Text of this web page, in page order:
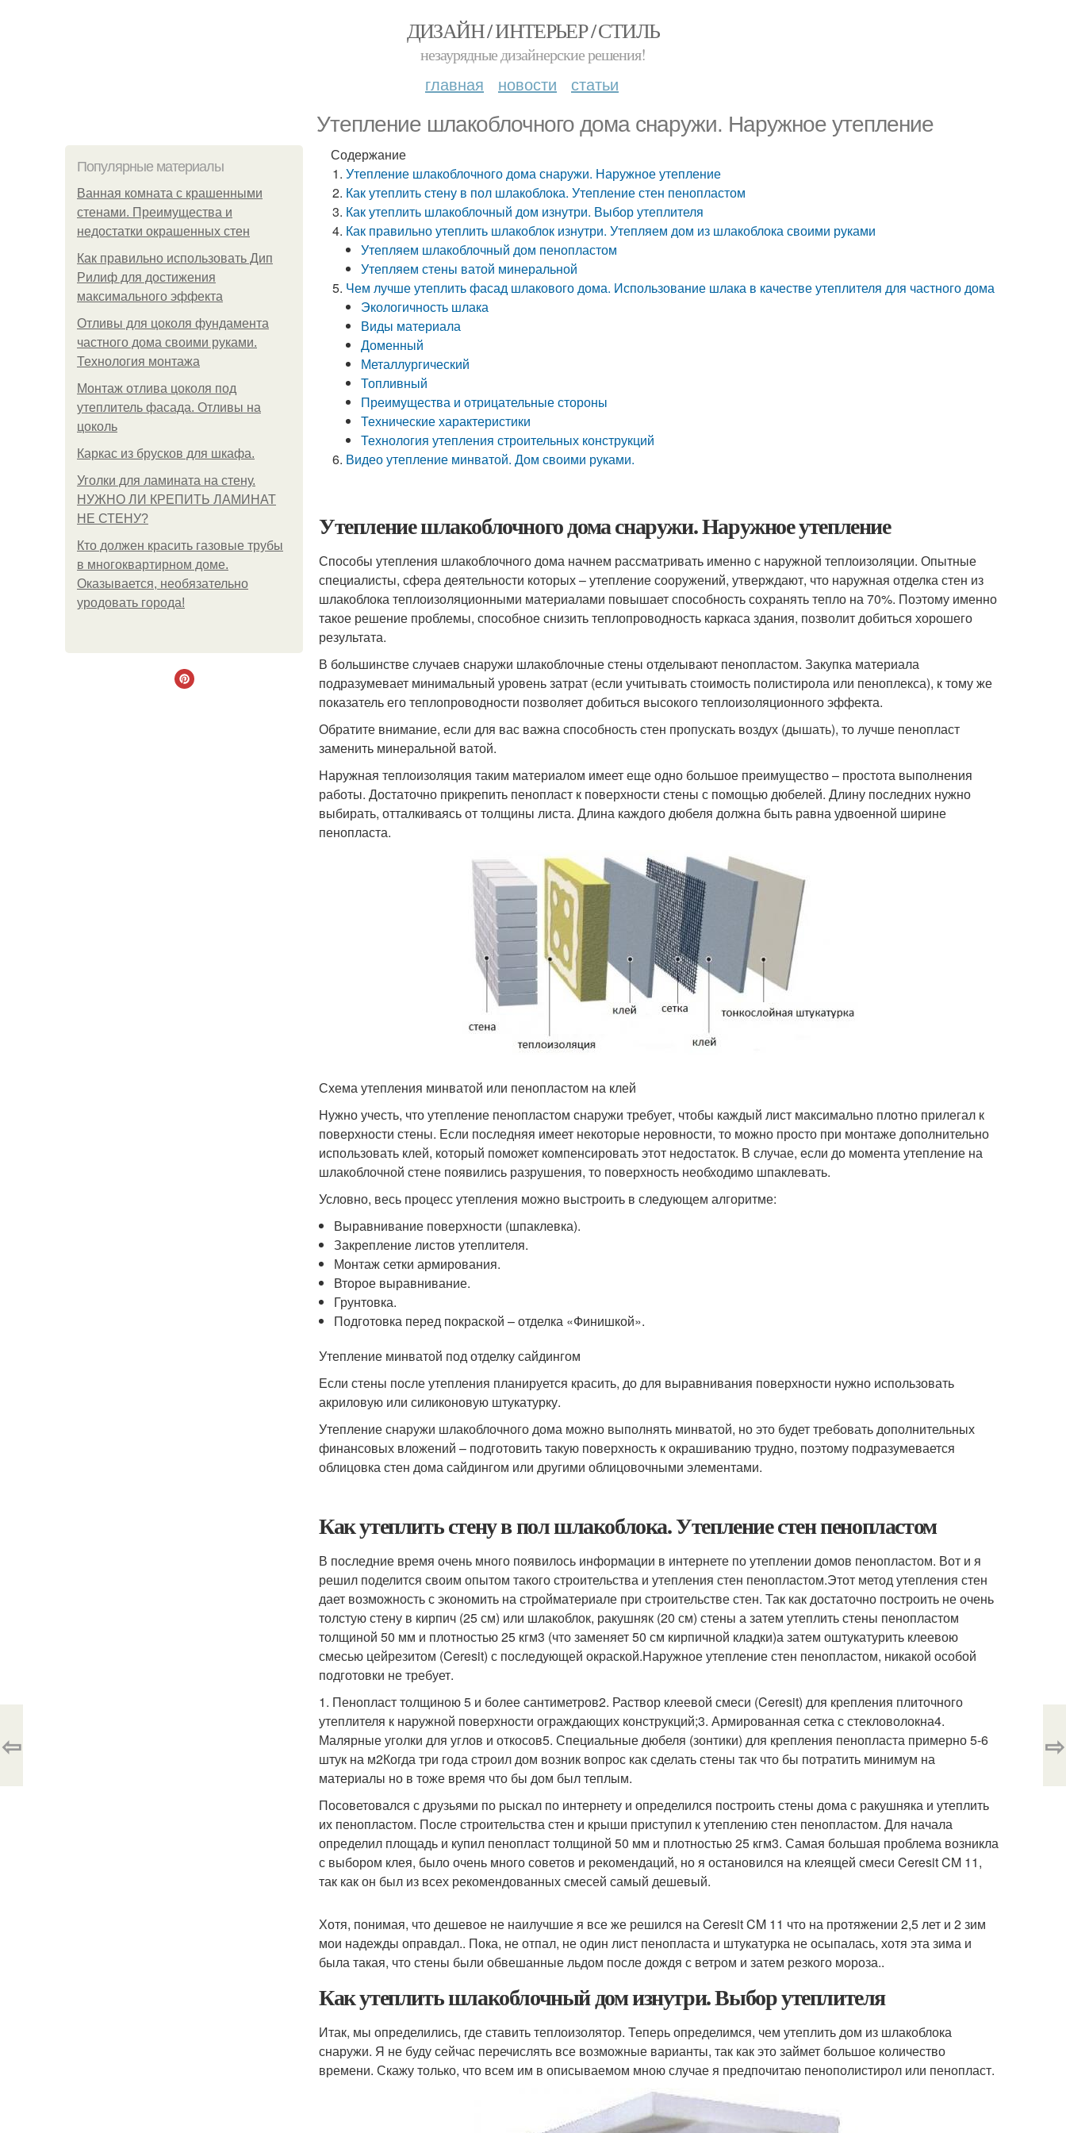
ДИЗАЙН / ИНТЕРЬЕР / СТИЛЬ
незаурядные дизайнерские решения!
главная новости статьи
Утепление шлакоблочного дома снаружи. Наружное утепление
Популярные материалы
Ванная комната с крашенными
стенами. Преимущества и
недостатки окрашенных стен
Как правильно использовать Дип
Рилиф для достижения
максимального эффекта
Отливы для цоколя фундамента
частного дома своими руками.
Технология монтажа
Монтаж отлива цоколя под
утеплитель фасада. Отливы на
цоколь
Каркас из брусков для шкафа.
Уголки для ламината на стену.
НУЖНО ЛИ КРЕПИТЬ ЛАМИНАТ
НЕ СТЕНУ?
Кто должен красить газовые трубы
в многоквартирном доме.
Оказывается, необязательно
уродовать города!
Содержание
Утепление шлакоблочного дома снаружи. Наружное утепление
Как утеплить стену в пол шлакоблока. Утепление стен пенопластом
Как утеплить шлакоблочный дом изнутри. Выбор утеплителя
Как правильно утеплить шлакоблок изнутри. Утепляем дом из шлакоблока своими руками
Утепляем шлакоблочный дом пенопластом
Утепляем стены ватой минеральной
Чем лучше утеплить фасад шлакового дома. Использование шлака в качестве утеплителя для частного дома
Экологичность шлака
Виды материала
Доменный
Металлургический
Топливный
Преимущества и отрицательные стороны
Технические характеристики
Технология утепления строительных конструкций
Видео утепление минватой. Дом своими руками.
Утепление шлакоблочного дома снаружи. Наружное утепление
Способы утепления шлакоблочного дома начнем рассматривать именно с наружной теплоизоляции. Опытные
специалисты, сфера деятельности которых – утепление сооружений, утверждают, что наружная отделка стен из
шлакоблока теплоизоляционными материалами повышает способность сохранять тепло на 70%. Поэтому именно
такое решение проблемы, способное снизить теплопроводность каркаса здания, позволит добиться хорошего
результата.
В большинстве случаев снаружи шлакоблочные стены отделывают пенопластом. Закупка материала
подразумевает минимальный уровень затрат (если учитывать стоимость полистирола или пеноплекса), к тому же
показатель его теплопроводности позволяет добиться высокого теплоизоляционного эффекта.
Обратите внимание, если для вас важна способность стен пропускать воздух (дышать), то лучше пенопласт
заменить минеральной ватой.
Наружная теплоизоляция таким материалом имеет еще одно большое преимущество – простота выполнения
работы. Достаточно прикрепить пенопласт к поверхности стены с помощью дюбелей. Длину последних нужно
выбирать, отталкиваясь от толщины листа. Длина каждого дюбеля должна быть равна удвоенной ширине
пенопласта.
Схема утепления минватой или пенопластом на клей
Нужно учесть, что утепление пенопластом снаружи требует, чтобы каждый лист максимально плотно прилегал к
поверхности стены. Если последняя имеет некоторые неровности, то можно просто при монтаже дополнительно
использовать клей, который поможет компенсировать этот недостаток. В случае, если до момента утепление на
шлакоблочной стене появились разрушения, то поверхность необходимо шпаклевать.
Условно, весь процесс утепления можно выстроить в следующем алгоритме:
Выравнивание поверхности (шпаклевка).
Закрепление листов утеплителя.
Монтаж сетки армирования.
Второе выравнивание.
Грунтовка.
Подготовка перед покраской – отделка «Финишкой».
Утепление минватой под отделку сайдингом
Если стены после утепления планируется красить, до для выравнивания поверхности нужно использовать
акриловую или силиконовую штукатурку.
Утепление снаружи шлакоблочного дома можно выполнять минватой, но это будет требовать дополнительных
финансовых вложений – подготовить такую поверхность к окрашиванию трудно, поэтому подразумевается
облицовка стен дома сайдингом или другими облицовочными элементами.
Как утеплить стену в пол шлакоблока. Утепление стен пенопластом
В последние время очень много появилось информации в интернете по утеплении домов пенопластом. Вот и я
решил поделится своим опытом такого строительства и утепления стен пенопластом.Этот метод утепления стен
дает возможность с экономить на стройматериале при строительстве стен. Так как достаточно построить не очень
толстую стену в кирпич (25 см) или шлакоблок, ракушняк (20 см) стены а затем утеплить стены пенопластом
толщиной 50 мм и плотностью 25 кгм3 (что заменяет 50 см кирпичной кладки)а затем оштукатурить клеевою
смесью цейрезитом (Ceresit) с последующей окраской.Наружное утепление стен пенопластом, никакой особой
подготовки не требует.
1. Пенопласт толщиною 5 и более сантиметров2. Раствор клеевой смеси (Ceresit) для крепления плиточного
утеплителя к наружной поверхности ограждающих конструкций;3. Армированная сетка с стекловолокна4.
Малярные уголки для углов и откосов5. Специальные дюбеля (зонтики) для крепления пенопласта примерно 5-6
штук на м2Когда три года строил дом возник вопрос как сделать стены так что бы потратить минимум на
материалы но в тоже время что бы дом был теплым.
Посоветовался с друзьями по рыскал по интернету и определился построить стены дома с ракушняка и утеплить
их пенопластом. После строительства стен и крыши приступил к утеплению стен пенопластом. Для начала
определил площадь и купил пенопласт толщиной 50 мм и плотностью 25 кгм3. Самая большая проблема возникла
с выбором клея, было очень много советов и рекомендаций, но я остановился на клеящей смеси Ceresit CM 11,
так как он был из всех рекомендованных смесей самый дешевый.
Хотя, понимая, что дешевое не наилучшие я все же решился на Ceresit CM 11 что на протяжении 2,5 лет и 2 зим
мои надежды оправдал.. Пока, не отпал, не один лист пенопласта и штукатурка не осыпалась, хотя эта зима и
была такая, что стены были обвешанные льдом после дождя с ветром и затем резкого мороза..
Как утеплить шлакоблочный дом изнутри. Выбор утеплителя
Итак, мы определились, где ставить теплоизолятор. Теперь определимся, чем утеплить дом из шлакоблока
снаружи. Я не буду сейчас перечислять все возможные варианты, так как это займет большое количество
времени. Скажу только, что всем им в описываемом мною случае я предпочитаю пенополистирол или пенопласт.
⇦ ⇨